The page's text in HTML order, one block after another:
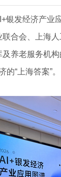
银发经济产业
合会、上海
养老服务机
“上海答案”。